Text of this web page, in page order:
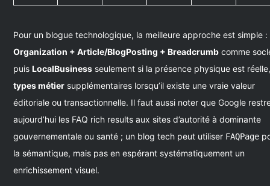
Pour un blogue technologique, la meilleure approche est simple :
Organization + Article/BlogPosting + Breadcrumb comme
puisLocalBusiness seulement si la présence physique est
types métier supplémentaires lorsqu’il existe une vraie valeur
éditoriale ou transactionnelle. Il faut aussi noter que Google
aujourd’hui les FAQ rich results aux sites d’autorité à dominante
gouvernementale ou santé ; un blog tech peut utiliser FAQPage
la sémantique, mais pas en espérant systématiquement un
enrichissement visuel.